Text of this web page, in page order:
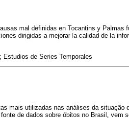
mal definidas en Tocantins y Palmas
dirigidas a mejorar la calidad de la
Estudios de Series Temporales
mais utilizadas nas análises da situação
de dados sobre óbitos no Brasil, vem